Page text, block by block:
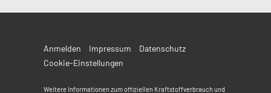
Anmelden Impressum
Datenschutz
Cookie-Einstellungen
Weitere Informationen zum offiziellen Kraftstoffverbrauch und